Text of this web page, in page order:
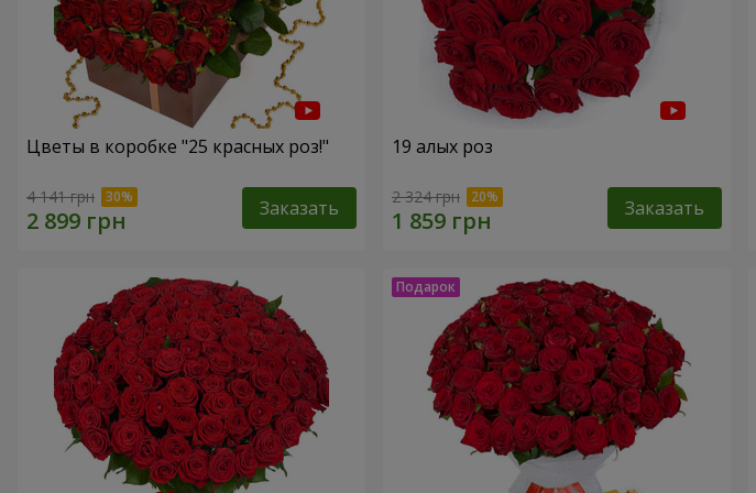
Цветы в коробке "25 красных роз!"
4 141 грн Заказать
19 алых роз
2 324 грн Заказать